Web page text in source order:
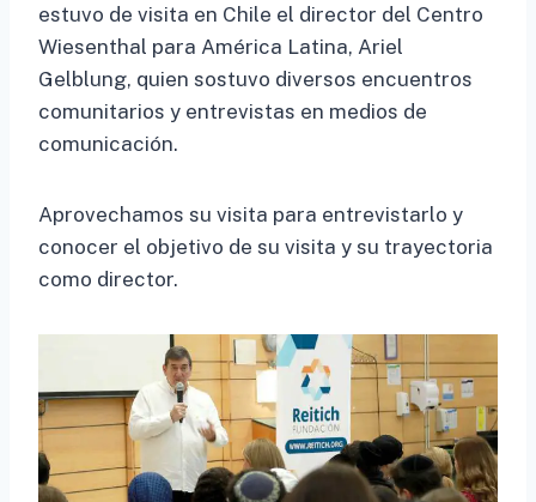
estuvo de visita en Chile el director del Centro
Wiesenthal para América Latina, Ariel
Gelblung, quien sostuvo diversos encuentros
comunitarios y entrevistas en medios de
comunicación.
Aprovechamos su visita para entrevistarlo y
conocer el objetivo de su visita y su trayectoria
como director.